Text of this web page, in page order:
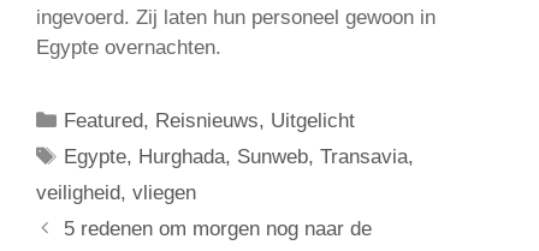
ingevoerd. Zij laten hun personeel gewoon in
Egypte overnachten.
Categorieën
Featured, Reisnieuws, Uitgelicht
Tags
Egypte, Hurghada, Sunweb,Transavia,
veiligheid, vliegen
5 redenen om morgen nog naar de